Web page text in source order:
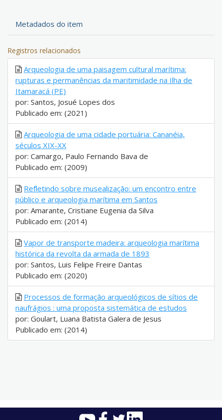
Metadados do item
Registros relacionados
Arqueologia de uma paisagem cultural marítima:
rupturas e permanências da maritimidade na Ilha de
Itamaracá (PE)
por: Santos, Josué Lopes dos
Publicado em: (2021)
Arqueologia de uma cidade portuária: Cananéia,
séculos XIX-XX
por: Camargo, Paulo Fernando Bava de
Publicado em: (2009)
Refletindo sobre musealização: um encontro entre
público e arqueologia marítima em Santos
por: Amarante, Cristiane Eugenia da Silva
Publicado em: (2014)
Vapor de transporte madeira: arqueologia marítima
histórica da revolta da armada de 1893
por: Santos, Luis Felipe Freire Dantas
Publicado em: (2020)
Processos de formação arqueológicos de sítios de
naufrágios : uma proposta sistemática de estudos
por: Goulart, Luana Batista Galera de Jesus
Publicado em: (2014)